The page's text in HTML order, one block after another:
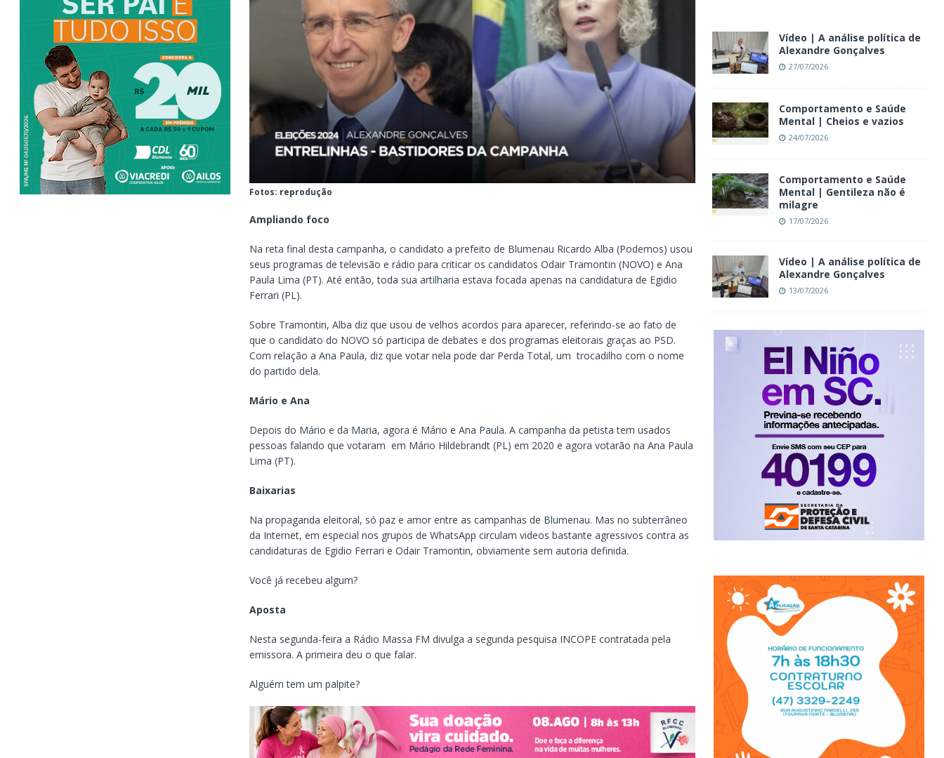
Fotos: reprodução
Ampliando foco
Na reta final desta campanha, o candidato a prefeito de Blumenau Ricardo Alba (Podemos) usou
seus programas de televisão e rádio para criticar os candidatos Odair Tramontin (NOVO) e Ana
Paula Lima (PT). Até então, toda sua artilharia estava focada apenas na candidatura de Egidio
Ferrari (PL).
Sobre Tramontin, Alba diz que usou de velhos acordos para aparecer, referindo-se ao fato de
que o candidato do NOVO só participa de debates e dos programas eleitorais graças ao PSD.
Com relação a Ana Paula, diz que votar nela pode dar Perda Total, um trocadilho com o nome
do partido dela.
Mário e Ana
Depois do Mário e da Maria, agora é Mário e Ana Paula. A campanha da petista tem usados
pessoas falando que votaram em Mário Hildebrandt (PL) em 2020 e agora votarão na Ana Paula
Lima (PT).
Baixarias
Na propaganda eleitoral, só paz e amor entre as campanhas de Blumenau. Mas no subterrâneo
da Internet, em especial nos grupos de WhatsApp circulam videos bastante agressivos contra as
candidaturas de Egidio Ferrari e Odair Tramontin, obviamente sem autoria definida.
Você já recebeu algum?
Aposta
Nesta segunda-feira a Rádio Massa FM divulga a segunda pesquisa INCOPE contratada pela
emissora. A primeira deu o que falar.
Alguém tem um palpite?
Vídeo | A análise política de
Alexandre Gonçalves
27/07/2026
Comportamento e Saúde
Mental | Cheios e vazios
24/07/2026
Comportamento e Saúde
Mental | Gentileza não é
milagre
17/07/2026
Vídeo | A análise política de
Alexandre Gonçalves
13/07/2026